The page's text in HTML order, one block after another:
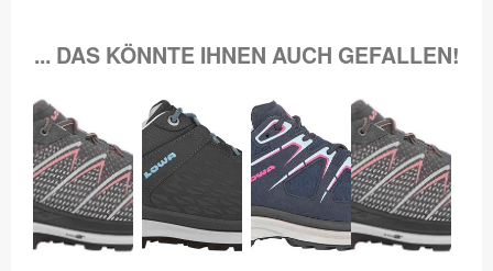
... DAS KÖNNTE IHNEN AUCH GEFALLEN!